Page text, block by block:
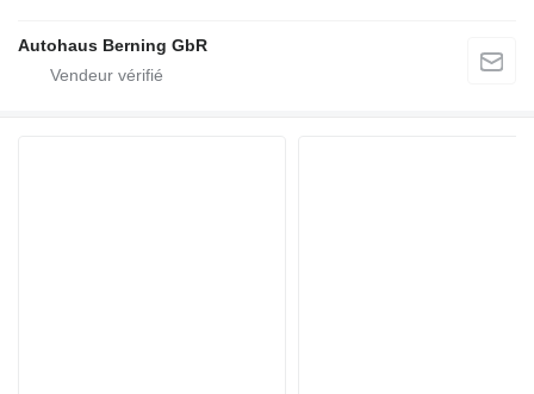
Autohaus Berning GbR